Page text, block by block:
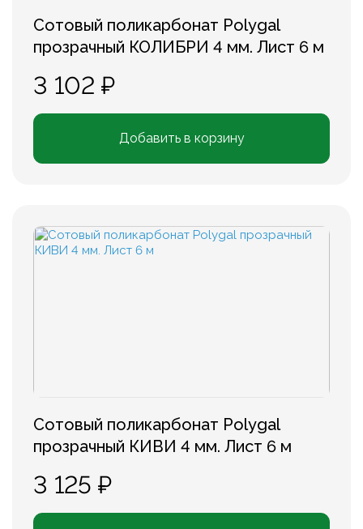
Сотовый поликарбонат Polygal
прозрачный КОЛИБРИ 4 мм. Лист 6 м
3 102 ₽
Добавить в корзину
Сотовый поликарбонат Polygal
прозрачный КИВИ 4 мм. Лист 6 м
3 125 ₽